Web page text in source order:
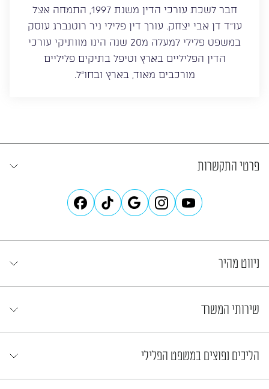
חבר לשכת עורכי הדין משנת 1997, התמחה אצל
עו”ד דן אבי יצחק. עורך דין פלילי ניר רוטנברג עוסק
במשפט פלילי למעלה מ20 שנה הינו מוותיקי עורכי
הדין הפליליים בארץ וטיפל בתיקים פליליים
מורכבים מאוד, בארץ ובחו”ל.
פרטי התקשרות
ניווט מהיר
שירותי המשרד
הליכים נפוצים במשפט הפלילי